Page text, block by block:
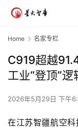
Home 名家专栏
C919超越
工业“登顶”逻
2026年5月29日 下午
在江苏智疆航空